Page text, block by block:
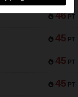
46 PT
45 PT
45 PT
45 PT